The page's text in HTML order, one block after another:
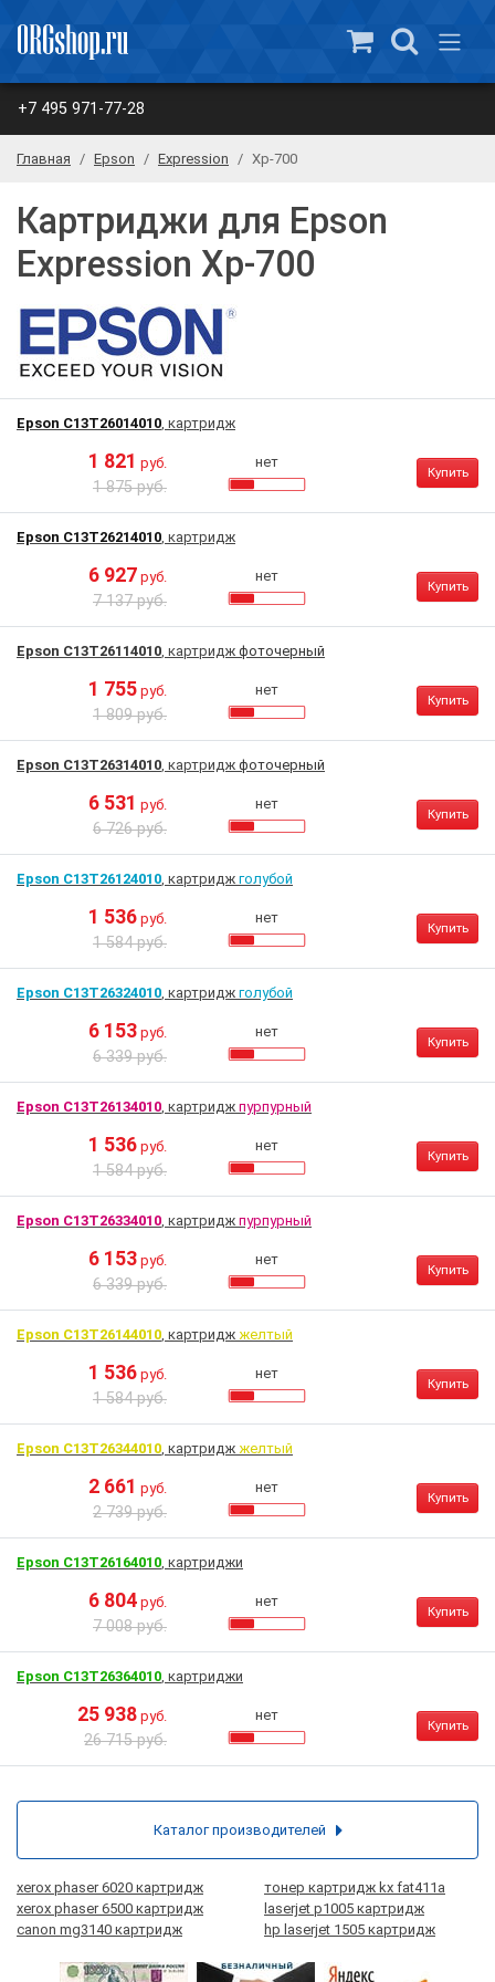
+7 495 971-77-28
Главная Epson Expression Xp-700
Картриджи для Epson
Expression Xp-700
Epson C13T26014010, картридж
1 821 руб.
1 875 руб.
нет
Купить
Epson C13T26214010, картридж
6 927 руб.
7 137 руб.
нет
Купить
Epson C13T26114010, картридж фоточерный
1 755 руб.
1 809 руб.
нет
Купить
Epson C13T26314010, картридж фоточерный
6 531 руб.
6 726 руб.
нет
Купить
Epson C13T26124010, картридж голубой
1 536 руб.
1 584 руб.
нет
Купить
Epson C13T26324010, картридж голубой
6 153 руб.
6 339 руб.
нет
Купить
Epson C13T26134010, картридж пурпурный
1 536 руб.
1 584 руб.
нет
Купить
Epson C13T26334010, картридж пурпурный
6 153 руб.
6 339 руб.
нет
Купить
Epson C13T26144010, картридж желтый
1 536 руб.
1 584 руб.
нет
Купить
Epson C13T26344010, картридж желтый
2 661 руб.
2 739 руб.
нет
Купить
Epson C13T26164010, картриджи
6 804 руб.
7 008 руб.
нет
Купить
Epson C13T26364010, картриджи
25 938 руб.
26 715 руб.
нет
Купить
xerox phaser 6020 картридж
тонер картридж kx fat411a
xerox phaser 6500 картридж
laserjet p1005 картридж
canon mg3140 картридж
hp laserjet 1505 картридж